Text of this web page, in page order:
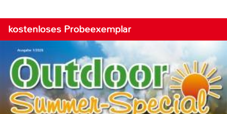
kostenloses Probeexemplar